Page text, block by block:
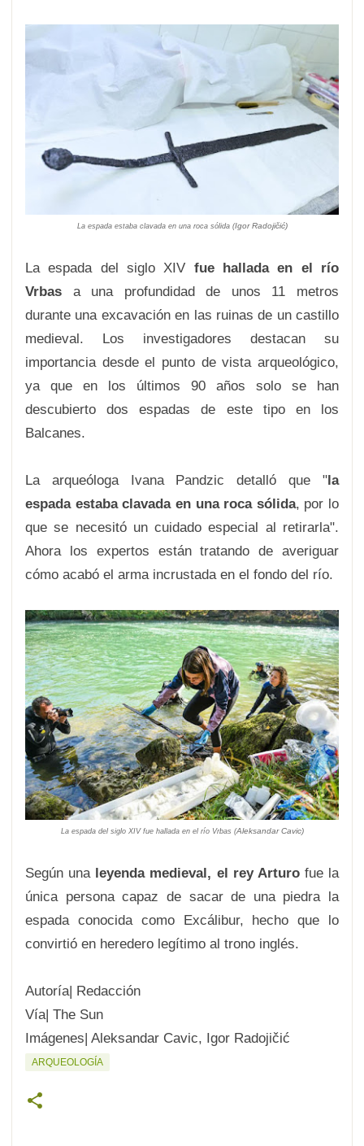
La espada estaba clavada en una roca sólida (Igor Radojičić)
La espada del siglo XIV fue hallada en el río
Vrbas a una profundidad de unos 11 metros
durante una excavación en las ruinas de un castillo
medieval. Los investigadores destacan su
importancia desde el punto de vista arqueológico,
ya que en los últimos 90 años solo se han
descubierto dos espadas de este tipo en los
Balcanes.
La arqueóloga Ivana Pandzic detalló que "la
espada estaba clavada en una roca sólida, por lo
que se necesitó un cuidado especial al retirarla".
Ahora los expertos están tratando de averiguar
cómo acabó el arma incrustada en el fondo del río.
La espada del siglo XIV fue hallada en el río Vrbas (Aleksandar Cavic)
Según una leyenda medieval, el rey Arturofue la
única persona capaz de sacar de una piedra la
espada conocida como Excálibur, hecho que lo
convirtió en heredero legítimo al trono inglés.
Autoría| Redacción
Vía| The Sun
Imágenes| Aleksandar Cavic, Igor Radojičić
ARQUEOLOGÍA